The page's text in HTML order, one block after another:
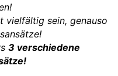
vielfältig sein, genauso
3 verschiedene